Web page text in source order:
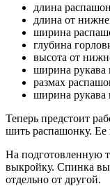
длина
длина от
ширина
глубина
высота от
ширина
размах
ширина рукава
Теперь предстоит
шить распашонку. Ее
На подготовленную
выкройку. Спинка
отдельно от другой.